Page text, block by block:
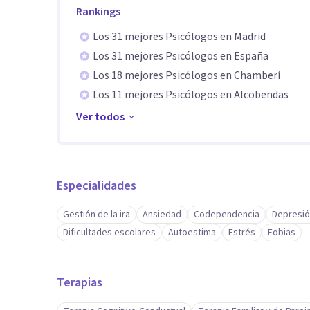
Comunicación • Capacidad de análisis • Salud Emocional
Actualmente centra su labor en la intervención
comprender el malestar, abordar patrones que se
personal y relacional.
Rankings
Los 31 mejores Psicólogos en Madrid
Los 31 mejores Psicólogos en España
Los 18 mejores Psicólogos en Chamberí
Los 11 mejores Psicólogos en Alcobendas
Ver todos
Especialidades
Gestión de la ira Ansiedad Codependencia
Dificultades escolares
Autoestima Estrés Fobias
Terapias